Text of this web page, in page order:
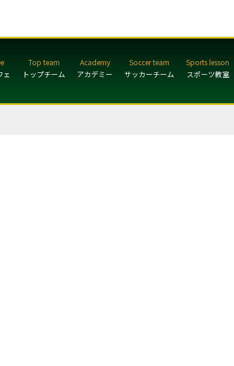
ェ トップチーム アカデミー サッカーチーム スポーツ教室